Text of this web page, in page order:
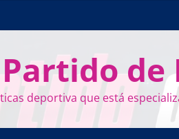
Partido de
deportiva que está